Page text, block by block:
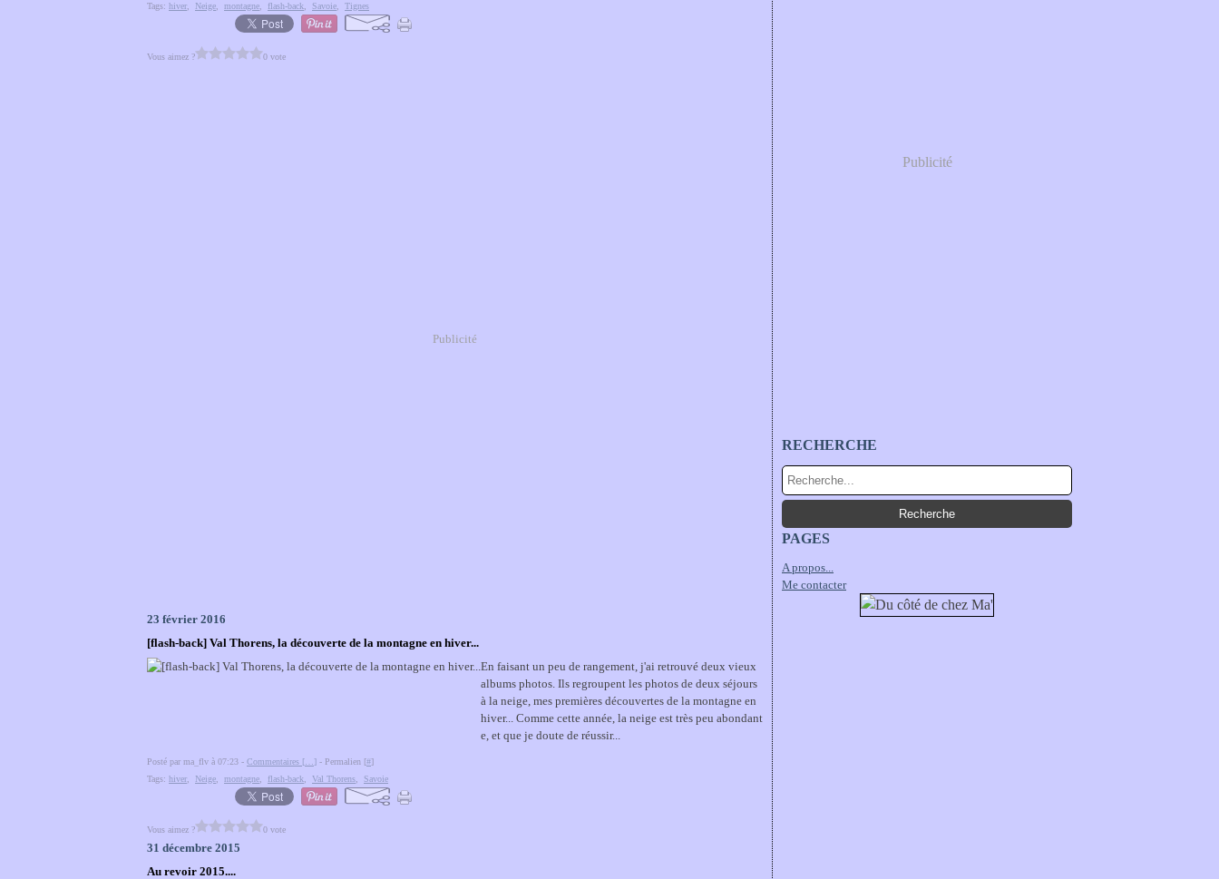
Tags: hiver Neige montagne flash-back Savoie Tignes
Vous aimez ? 0 vote
Publicité
23 février 2016
[flash-back] Val Thorens, la découverte de la montagne en hiver...
En faisant un peu de rangement, j'ai retrouvé deux vieux
albums photos. Ils regroupent les photos de deux séjours
à la neige, mes premières découvertes de la montagne en
hiver... Comme cette année, la neige est très peu abondant
e, et que je doute de réussir...
Posté par ma_flv à 07:23 - Commentaires [ ] - Permalien [#]
Tags: hiver Neige montagne flash-back Val Thorens Savoie
Vous aimez ? 0 vote
31 décembre 2015
Au revoir 2015....
Publicité
RECHERCHE
PAGES
A propos...
Me contacter